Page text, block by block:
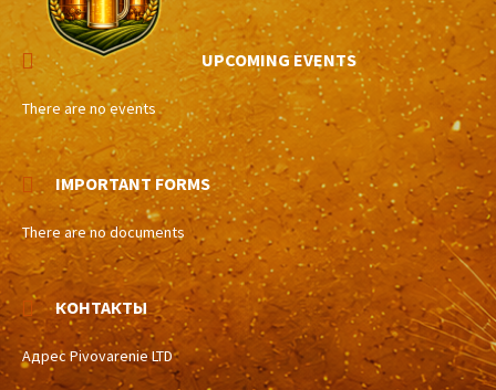
UPCOMING EVENTS
There are no events
IMPORTANT FORMS
There are no documents
КОНТАКТЫ
Адрес Pivovarenie LTD